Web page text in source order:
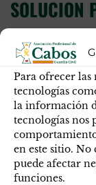
Para ofrecer las
tecnologías
la información
tecnologías nos
en este sitio.
puede afectar
funciones.
SOLUCION
LA
106º
DE CABO
Por todos es
Capacitación
filtrado una
significativas en